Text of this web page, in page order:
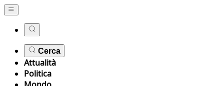
Cerca
Attualità
Politica